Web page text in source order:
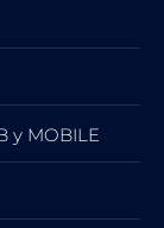
y MOBILE